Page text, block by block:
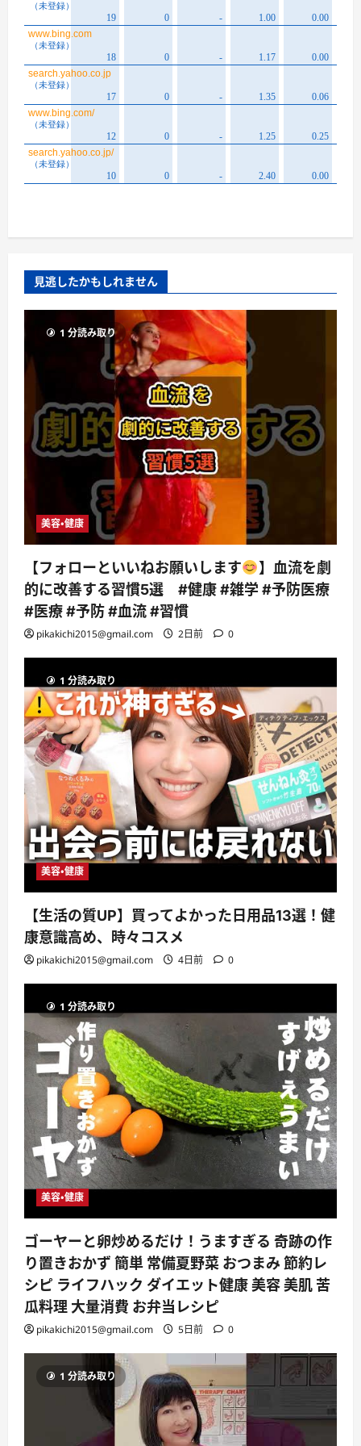
見逃したかもしれません
1 分読み取り
美容・健康
【フォローといいねお願いします
】血流を劇
的に改善する習慣5選 #健康 #雑学 #予防医療
#医療 #予防 #血流 #習慣
pikakichi2015@gmail.com 2日前 0
1 分読み取り
美容・健康
【生活の質UP】買ってよかった日用品13選！健
康意識高め、時々コスメ
pikakichi2015@gmail.com 4日前 0
1 分読み取り
美容・健康
ゴーヤーと卵炒めるだけ！うますぎる 奇跡の作
り置きおかず 簡単 常備夏野菜 おつまみ 節約レ
シピ ライフハック ダイエット健康 美容 美肌 苦
瓜料理 大量消費 お弁当レシピ
pikakichi2015@gmail.com 5日前 0
1 分読み取り